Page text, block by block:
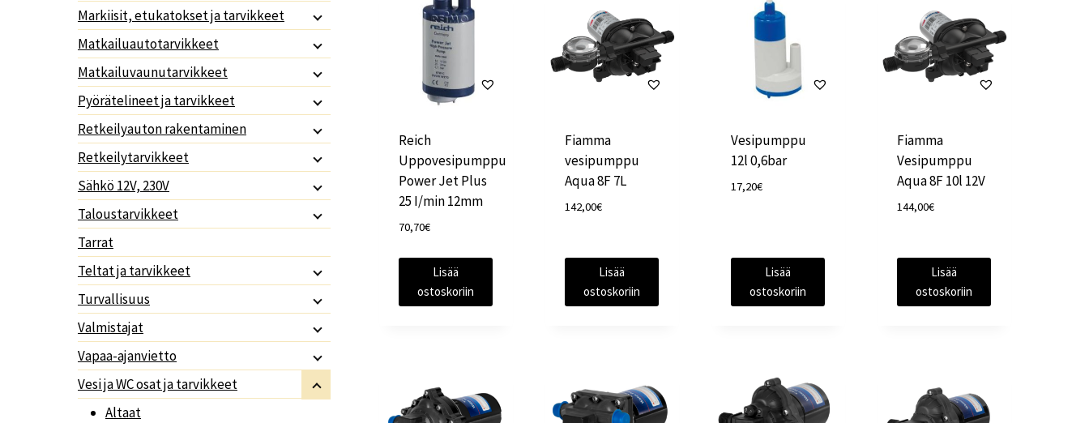
Reich
Uppovesipumppu
Power Jet Plus
25 I/min 12mm
70,70€
Lisää
ostoskoriin
Fiamma
vesipumppu
Aqua 8F 7L
142,00€
Lisää
ostoskoriin
Vesipumppu
12l 0,6bar
17,20€
Lisää
ostoskoriin
Fiamma
Vesipumppu
Aqua 8F 10l 12V
144,00€
Lisää
ostoskoriin
Markiisit, etukatokset ja tarvikkeet
Matkailuautotarvikkeet
Matkailuvaunutarvikkeet
Pyörätelineet ja tarvikkeet
Retkeilyauton rakentaminen
Retkeilytarvikkeet
Sähkö 12V, 230V
Taloustarvikkeet
Tarrat
Teltat ja tarvikkeet
Turvallisuus
Valmistajat
Vapaa-ajanvietto
Vesi ja WC osat ja tarvikkeet
Altaat